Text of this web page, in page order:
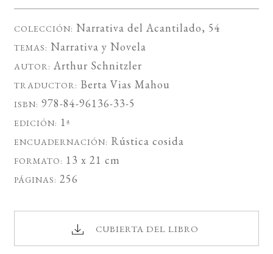
COLECCIÓN: Narrativa del Acantilado, 54
TEMAS: Narrativa y Novela
AUTOR: Arthur Schnitzler
TRADUCTOR: Berta Vias Mahou
ISBN: 978-84-96136-33-5
EDICIÓN: 1ª
ENCUADERNACIÓN: Rústica cosida
FORMATO: 13 x 21 cm
PÁGINAS: 256
CUBIERTA DEL LIBRO